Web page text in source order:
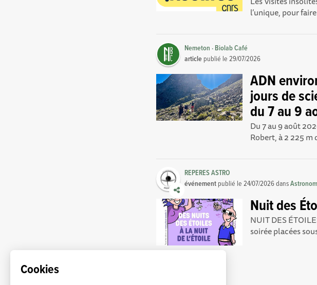
Cookies
l’unique, pour
Nemeton · Biolab Café
article publié le29/07/2026
ADN
jours de
du 7 au 9
Du 7 au 9 août
Robert, à 2 225
REPERES ASTRO
événement publié le24/07/2026dans
Nuit des
NUIT DES
soirée placées